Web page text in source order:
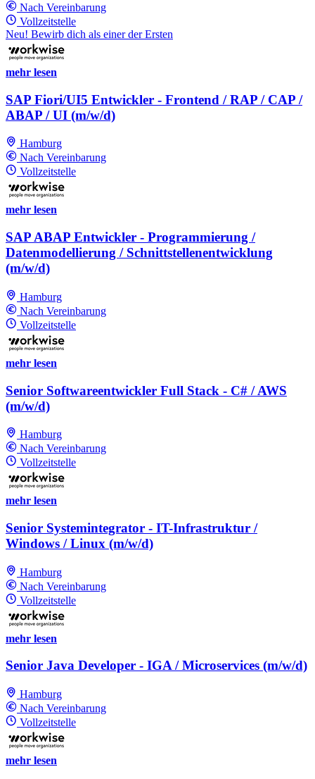
Nach Vereinbarung
Vollzeitstelle
Neu! Bewirb dich als einer der Ersten
mehr lesen
SAP Fiori/UI5 Entwickler - Frontend / RAP / CAP /
ABAP / UI (m/w/d)
Hamburg
Nach Vereinbarung
Vollzeitstelle
mehr lesen
SAP ABAP Entwickler - Programmierung /
Datenmodellierung / Schnittstellenentwicklung
(m/w/d)
Hamburg
Nach Vereinbarung
Vollzeitstelle
mehr lesen
Senior Softwareentwickler Full Stack - C# / AWS
(m/w/d)
Hamburg
Nach Vereinbarung
Vollzeitstelle
mehr lesen
Senior Systemintegrator - IT-Infrastruktur /
Windows / Linux (m/w/d)
Hamburg
Nach Vereinbarung
Vollzeitstelle
mehr lesen
Senior Java Developer - IGA / Microservices (m/w/d)
Hamburg
Nach Vereinbarung
Vollzeitstelle
mehr lesen